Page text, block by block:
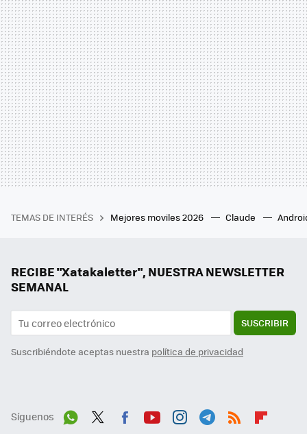
TEMAS DE INTERÉS Mejores moviles 2026 Claude
RECIBE "Xatakaletter", NUESTRA NEWSLETTER
SEMANAL
SUSCRIBIR
Suscribiéndote aceptas nuestra política de privacidad
Síguenos